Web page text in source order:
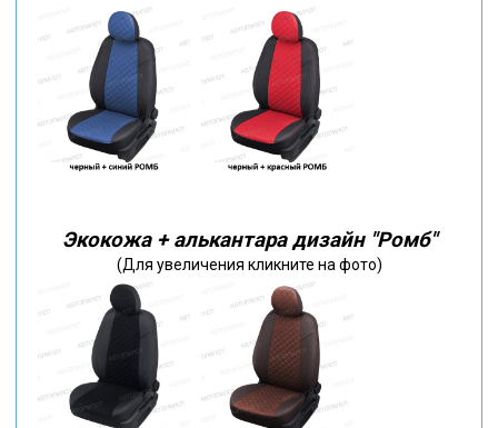
Экокожа + алькантара дизайн "Ромб"
(Для увеличения кликните на фото)